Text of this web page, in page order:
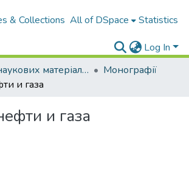
& Collections All of DSpace Statistics
Log In
Архів наукових матеріалів
Монографії
и газа
и газа